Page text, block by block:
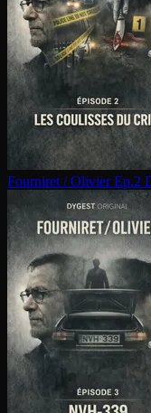
Fourniret / Olivier Ep.2